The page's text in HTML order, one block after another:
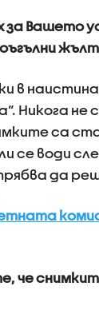
за Вашето
в
Никога
са
се води
да
че